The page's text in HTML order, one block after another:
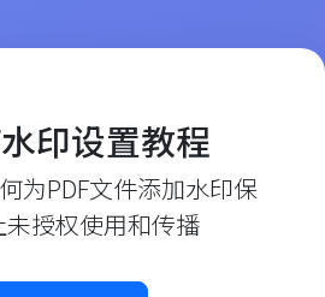
印设置教程
为PDF文件添加水印保
授权使用和传播